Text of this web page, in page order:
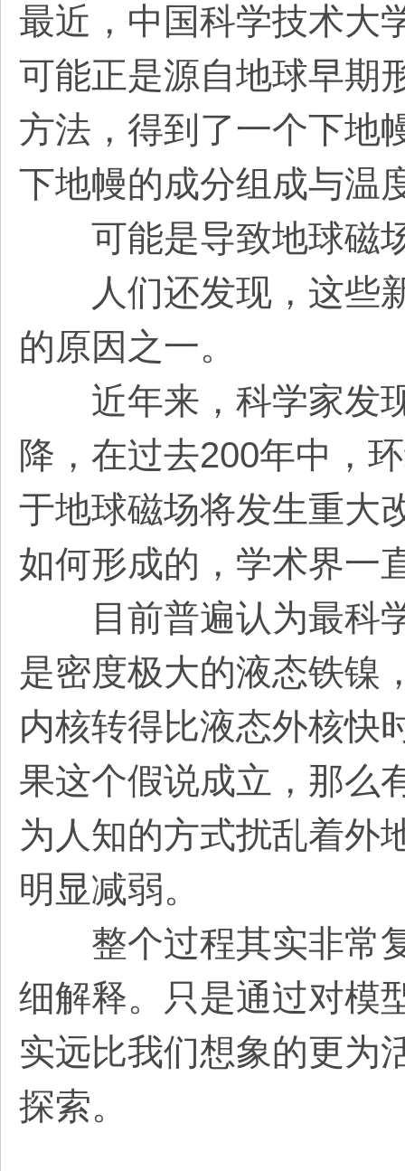
最近，中国科学技术大
可能正是源自地球早期
方法，得到了一个下地
下地幔的成分组成与温
可能是导致地球磁
人们还发现，这些新
的原因之一。
近年来，科学家发现
降，在过去200年中，
于地球磁场将发生重大
如何形成的，学术界一
目前普遍认为最科学
是密度极大的液态铁镍
内核转得比液态外核快
果这个假说成立，那么
为人知的方式扰乱着外
明显减弱。
整个过程其实非常复
细解释。只是通过对模
实远比我们想象的更为
探索。